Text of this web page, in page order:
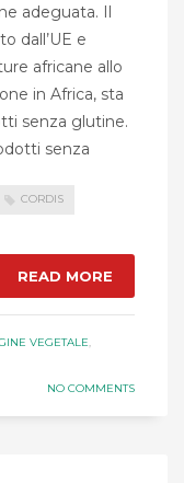
adeguata. Il
dall’UE e
africane allo
in Africa, sta
senza glutine.
senza
CORDIS
READ MORE
VEGETALE,
NO COMMENTS